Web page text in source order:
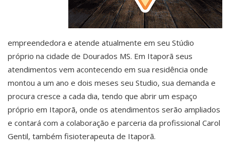
empreendedora e atende atualmente em seu Stúdio
próprio na cidade de Dourados MS. Em Itaporã seus
atendimentos vem acontecendo em sua residência onde
montou a um ano e dois meses seu Studio, sua demanda e
procura cresce a cada dia, tendo que abrir um espaço
próprio em Itaporã, onde os atendimentos serão ampliados
e contará com a colaboração e parceria da profissional Carol
Gentil, também fisioterapeuta de Itaporã.